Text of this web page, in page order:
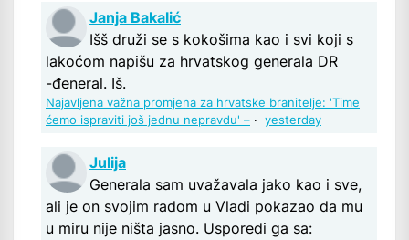
Janja Bakalić
Išš druži se s kokošima kao i svi koji s
lakoćom napišu za hrvatskog generala DR
-đeneral. Iš.
Najavljena važna promjena za hrvatske branitelje: 'Time
ćemo ispraviti još jednu nepravdu' – · yesterday
Julija
Generala sam uvažavala jako kao i sve,
ali je on svojim radom u Vladi pokazao da mu
u miru nije ništa jasno. Usporedi ga sa: